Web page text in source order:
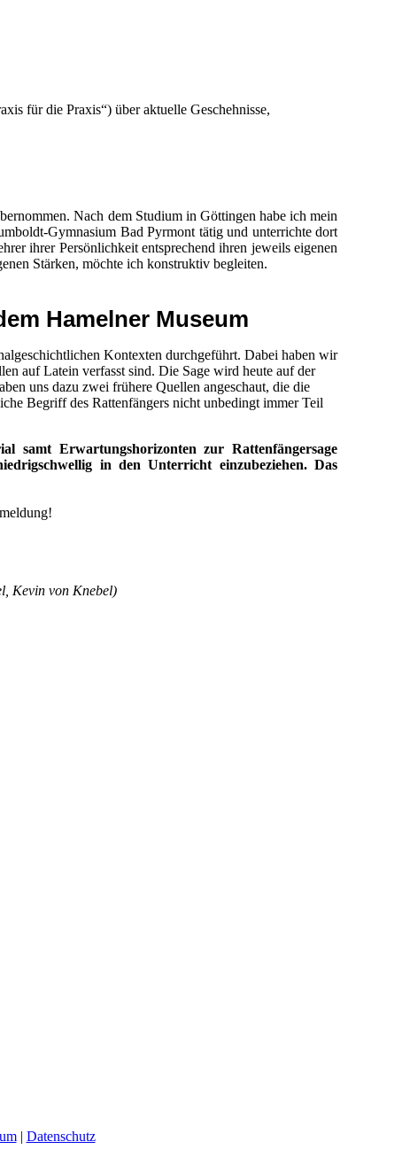
für die Praxis“) über aktuelle Geschehnisse,
Nach dem Studium in Göttingen habe ich mein
Gymnasium Bad Pyrmont tätig und unterrichte dort
ihrer Persönlichkeit entsprechend ihren jeweils eigenen
Stärken, möchte ich konstruktiv begleiten.
Hamelner Museum
Kontexten durchgeführt. Dabei haben wir
auf Latein verfasst sind. Die Sage wird heute auf der
uns dazu zwei frühere Quellen angeschaut, die die
Begriff des Rattenfängers nicht unbedingt immer Teil
samt Erwartungshorizonten zur Rattenfängersage
in den Unterricht einzubeziehen. Das
Kevin von Knebel)
| Datenschutz